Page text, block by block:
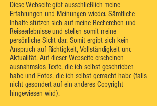
Diese Webseite gibt ausschließlich meine
Erfahrungen und Meinungen wieder. Sämtliche
Inhalte stützen sich auf meine Recherchen und
Reiseerlebnisse und stellen somit meine
persönliche Sicht dar. Somit ergibt sich kein
Anspruch auf Richtigkeit, Vollständigkeit und
Aktualität. Auf dieser Webseite erscheinen
ausnahmslos Texte, die ich selbst geschrieben
habe und Fotos, die ich selbst gemacht habe (falls
nicht gesondert auf ein anderes Copyright
hingewiesen wird).